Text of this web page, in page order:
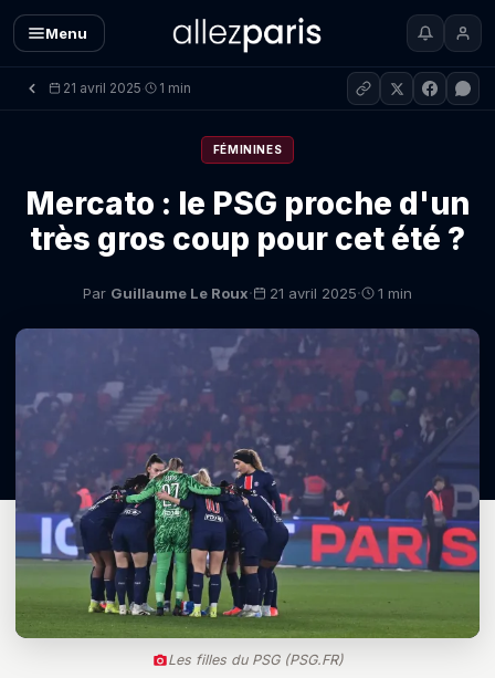
Menu
21 avril 2025· 1 min
FÉMININES
Mercato : le PSG proche d'un
très gros coup pour cet été ?
Par Guillaume Le Roux· 21 avril 2025· 1 min
Les filles du PSG (PSG.FR)